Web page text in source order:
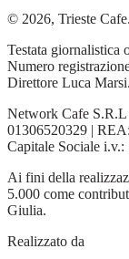
© 2026, Trieste
Testata giornalistica
Numero
Direttore Luca Marsi.
Network Cafe S.R.L
01306520329 |
Capitale Sociale i.v.:
Ai fini della
5.000 come
Giulia.
Realizzato da